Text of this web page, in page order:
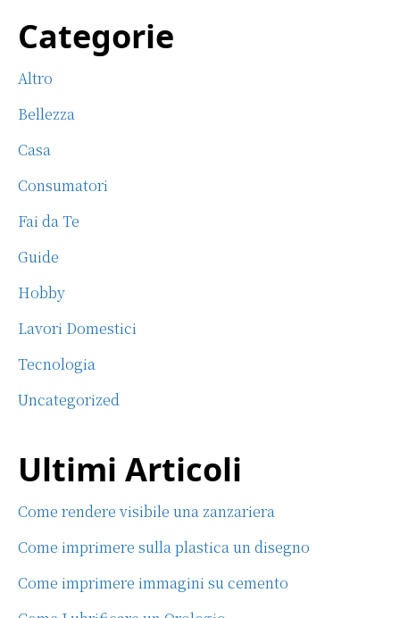
e
o
o
k
te
r
rel
Primary
Sidebar
Categorie
Altro
Bellezza
Casa
Consumatori
Fai da Te
Guide
Hobby
Lavori Domestici
Tecnologia
Uncategorized
Ultimi Articoli
Come rendere visibile una zanzariera
Come imprimere sulla plastica un disegno
Come imprimere immagini su cemento